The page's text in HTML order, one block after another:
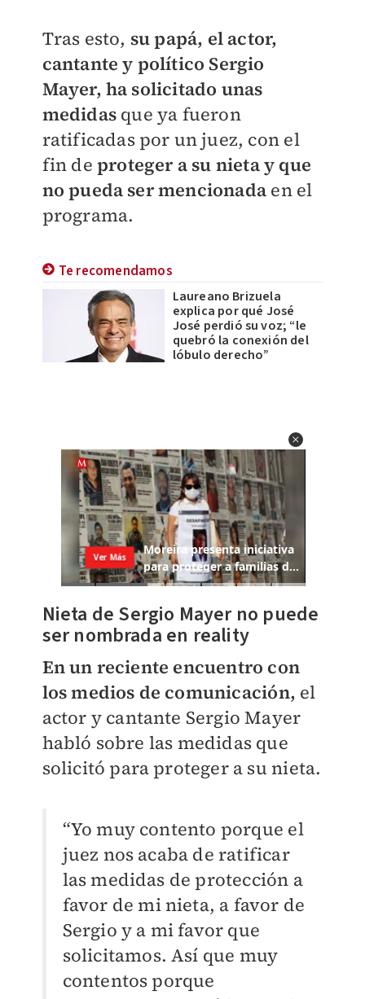
Tras esto, su papá, el actor,
cantante y político Sergio
Mayer, ha solicitado unas
medidas que ya fueron
ratificadas por un juez, con el
fin de proteger a su nieta y que
no pueda ser mencionada en el
programa.
Te recomendamos
Laureano Brizuela
explica por qué José
José perdió su voz; “le
quebró la conexión del
lóbulo derecho”
Nieta de Sergio Mayer no puede
ser nombrada en reality
En un reciente encuentro con
los medios de comunicación, el
actor y cantante Sergio Mayer
habló sobre las medidas que
solicitó para proteger a su nieta.
“Yo muy contento porque el
juez nos acaba de ratificar
las medidas de protección a
favor de mi nieta, a favor de
Sergio y a mi favor que
solicitamos. Así que muy
contentos porque